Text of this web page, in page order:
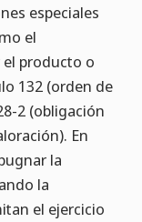
especiales
el
producto o
132 (orden de
2 (obligación
En
la
la
el ejercicio